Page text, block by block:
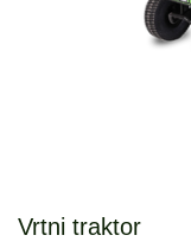
Vrtni traktor